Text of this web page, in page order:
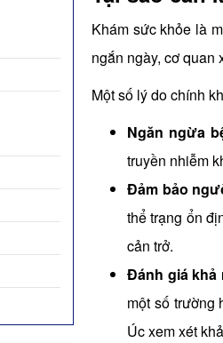
Khám sức khỏe là
ngắn ngày, cơ quan
Một số lý do chính
Ngăn ngừa
truyền nhiễm
Đảm bảo
thể trạng ổn
cản trở.
Đánh giá khả
một số trường
Úc xem xét